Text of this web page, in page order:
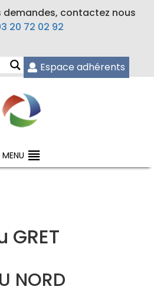
demandes, contactez nous
20 72 02 92
Espace adhérents
MENU
GRET
NORD